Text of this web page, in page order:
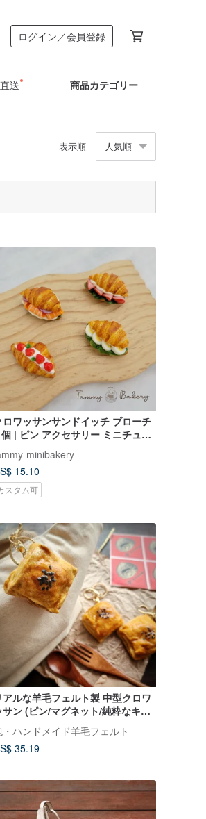
ログイン／会員登録
送 商品カテゴリー
表示順 人気順
ロワッサンサンドイッチ ブローチ
| ピン アクセサリー ミニチュア
minibakery
15.10
スタム可
アルな羊毛フェルト製 中型クロワ
サン (ピン/マグネット/純粋なキー
リング/オーナメント)
・ハンドメイド羊毛フェルト
35.19